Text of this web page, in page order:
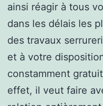
ainsi réagir à tous
dans les délais les
des travaux
et à votre
constamment
effet, il veut faire